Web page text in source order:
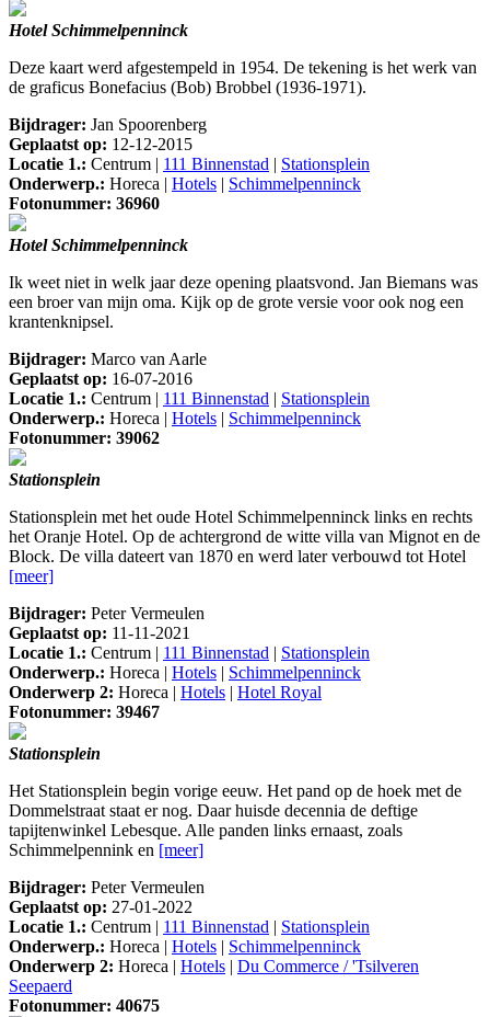
Hotel Schimmelpenninck
Deze kaart werd afgestempeld in 1954. De tekening is het werk van
de graficus Bonefacius (Bob) Brobbel (1936-1971).
Bijdrager: Jan Spoorenberg
Geplaatst op: 12-12-2015
Locatie 1.: Centrum | 111 Binnenstad | Stationsplein
Onderwerp.: Horeca | Hotels | Schimmelpenninck
Fotonummer: 36960
Hotel Schimmelpenninck
Ik weet niet in welk jaar deze opening plaatsvond. Jan Biemans was
een broer van mijn oma. Kijk op de grote versie voor ook nog een
krantenknipsel.
Bijdrager: Marco van Aarle
Geplaatst op: 16-07-2016
Locatie 1.: Centrum | 111 Binnenstad | Stationsplein
Onderwerp.: Horeca | Hotels | Schimmelpenninck
Fotonummer: 39062
Stationsplein
Stationsplein met het oude Hotel Schimmelpenninck links en rechts
het Oranje Hotel. Op de achtergrond de witte villa van Mignot en de
Block. De villa dateert van 1870 en werd later verbouwd tot Hotel
[meer]
Bijdrager: Peter Vermeulen
Geplaatst op: 11-11-2021
Locatie 1.: Centrum | 111 Binnenstad | Stationsplein
Onderwerp.: Horeca | Hotels | Schimmelpenninck
Onderwerp 2: Horeca | Hotels | Hotel Royal
Fotonummer: 39467
Stationsplein
Het Stationsplein begin vorige eeuw. Het pand op de hoek met de
Dommelstraat staat er nog. Daar huisde decennia de deftige
tapijtenwinkel Lebesque. Alle panden links ernaast, zoals
Schimmelpennink en [meer]
Bijdrager: Peter Vermeulen
Geplaatst op: 27-01-2022
Locatie 1.: Centrum | 111 Binnenstad | Stationsplein
Onderwerp.: Horeca | Hotels | Schimmelpenninck
Onderwerp 2: Horeca | Hotels | Du Commerce / 'Tsilveren
Seepaerd
Fotonummer: 40675